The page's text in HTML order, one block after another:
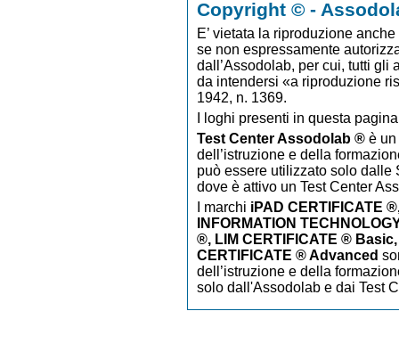
Copyright © -
E’ vietata la riproduzione
se non espressamente
dall’Assodolab, per cui, tutti gli
da intendersi «a riproduzione
1942, n. 1369.
I loghi presenti in questa
Test Center Assodolab ® è
dell’istruzione e della
può essere utilizzato solo dalle
dove è attivo un Test Center
I marchi iPAD CERTIFICATE
INFORMATION
®, LIM CERTIFICATE ®
CERTIFICATE ® Advanced
dell’istruzione e della
solo dall'Assodolab e dai Test